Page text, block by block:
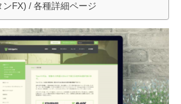
ンFX) / 各種詳細ページ